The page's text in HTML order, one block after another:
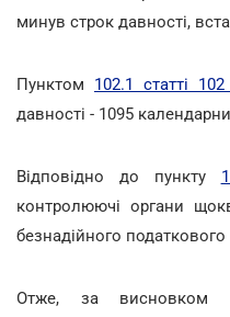
минув строк давності,
Пунктом 102.1 статті
давності - 1095
Відповідно до пункту
контролюючі органи
безнадійного податкового
Отже, за висновком